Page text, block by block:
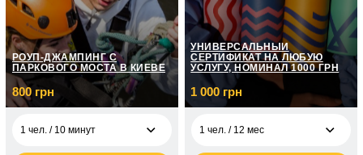
РОУП-ДЖАМПИНГ С
ПАРКОВОГО МОСТА В КИЕВЕ
800 грн
1 чел. / 10 минут
УНИВЕРСАЛЬНЫЙ
СЕРТИФИКАТ НА ЛЮБУЮ
УСЛУГУ, НОМИНАЛ 1000 ГРН
1 000 грн
1 чел. / 12 мес